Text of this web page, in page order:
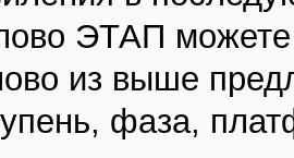
ЭТАП
из выше
фаза,